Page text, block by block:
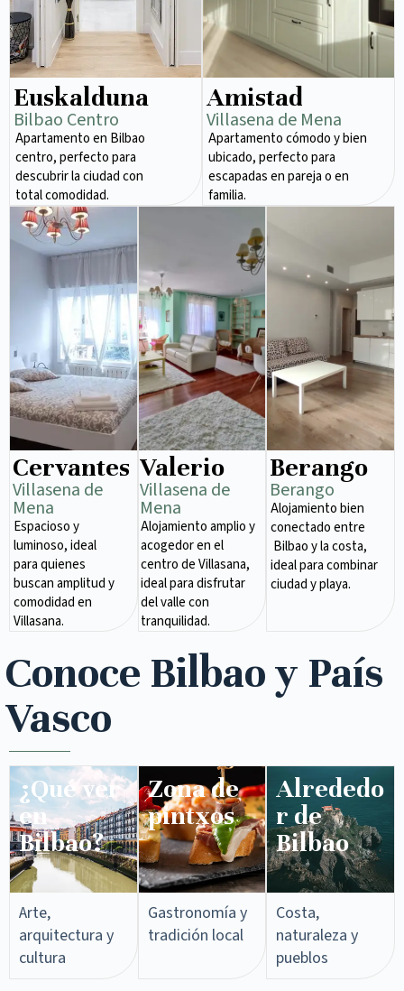
Euskalduna
Bilbao Centro
Apartamento en Bilbao
centro, perfecto para
descubrir la ciudad con
total comodidad.
Amistad
Villasena de Mena
Apartamento cómodo y bien
ubicado, perfecto para
escapadas en pareja o en
familia.
Cervantes
Villasena de
Mena​
Espacioso y
luminoso, ideal
para quienes
buscan amplitud y
comodidad en
Villasana.
Valerio
Villasena de
Mena​
Alojamiento amplio y
acogedor en el
centro de Villasana,
ideal para disfrutar
del valle con
tranquilidad.
Berango
Berango
Alojamiento bien
conectado entre
Bilbao y la costa,
ideal para combinar
ciudad y playa.
Conoce Bilbao y País
Vasco
¿Qué ver
en
Bilbao?
Arte,
arquitectura y
cultura
Zona de
pintxos​
Gastronomía y
tradición local
Alrededo
r de
Bilbao
Costa,
naturaleza y
pueblos